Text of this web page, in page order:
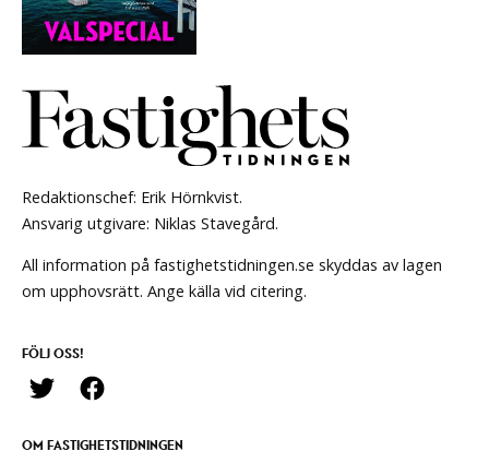
Redaktionschef: Erik Hörnkvist.
Ansvarig utgivare: Niklas Stavegård.
All information på fastighetstidningen.se skyddas av lagen
om upphovsrätt. Ange källa vid citering.
FÖLJ OSS!
OM FASTIGHETSTIDNINGEN